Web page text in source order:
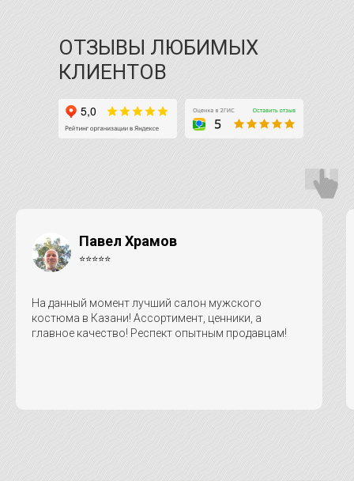
ОТЗЫВЫ ЛЮБИМЫХ
КЛИЕНТОВ
Павел Храмов
⭐⭐⭐⭐⭐
На данный момент лучший салон мужского
костюма в Казани! Ассортимент, ценники, а
главное качество! Респект опытным продавцам!